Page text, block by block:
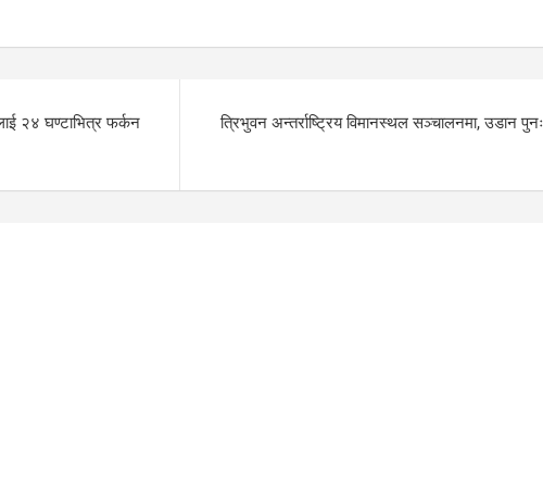
२४ घण्टाभित्र फर्कन
त्रिभुवन अन्तर्राष्ट्रिय विमानस्थल सञ्चालनमा, उडान